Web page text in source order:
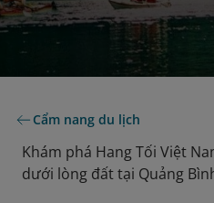
Cẩm nang du lịch
Khám phá Hang Tối Việt
dưới lòng đất tại Quảng